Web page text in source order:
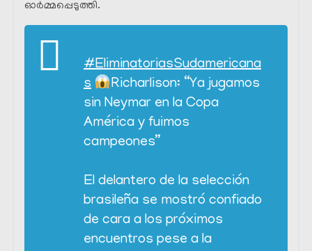
ഓർമ്മപ്പെടുത്തി.
#EliminatoriasSudamericana
s
Richarlison: “Ya jugamos
sin Neymar en la Copa
América y fuimos
campeones”
El delantero de la selección
brasileña se mostró confiado
de cara a los próximos
encuentros pese a la